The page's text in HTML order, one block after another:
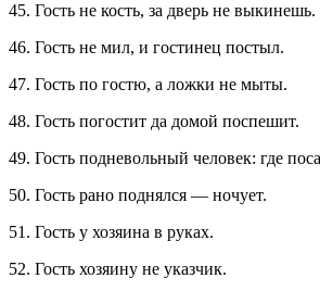
45. Гость не кость, за дверь не выкинешь.
46. Гость не мил, и гостинец постыл.
47. Гость по гостю, а ложки не мыты.
48. Гость погостит да домой поспешит.
49. Гость подневольный человек: где
50. Гость рано поднялся — ночует.
51. Гость у хозяина в руках.
52. Гость хозяину не указчик.